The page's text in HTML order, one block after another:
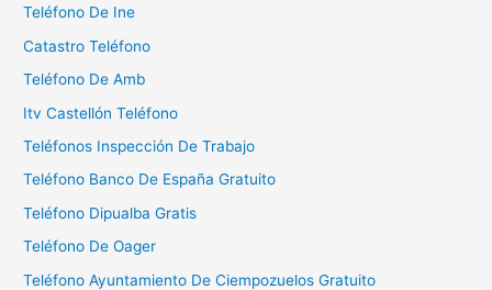
Teléfono De Ine
Catastro Teléfono
Teléfono De Amb
Itv Castellón Teléfono
Teléfonos Inspección De Trabajo
Teléfono Banco De España Gratuito
Teléfono Dipualba Gratis
Teléfono De Oager
Teléfono Ayuntamiento De Ciempozuelos Gratuito